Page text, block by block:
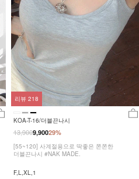
KOA-T-16/더블끈나시
29%
13,9009,900
[55~120] 사계절용으로 딱좋은 쫀쫀한
더블끈나시 #NAK MADE.
F,L,XL,1
리뷰 218